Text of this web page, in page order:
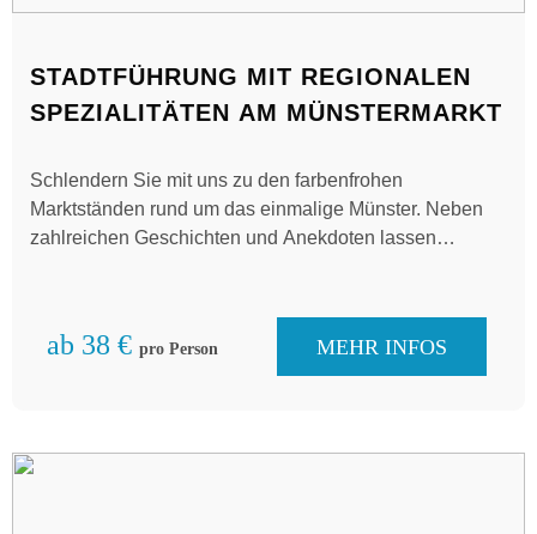
STADTFÜHRUNG MIT REGIONALEN
SPEZIALITÄTEN AM MÜNSTERMARKT
Schlendern Sie mit uns zu den farbenfrohen
Marktständen rund um das einmalige Münster. Neben
zahlreichen Geschichten und Anekdoten lassen
ab 38 € pro Person MEHR INFOS